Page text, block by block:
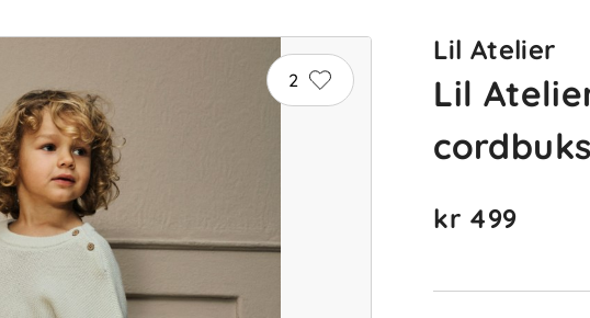
2
Lil Atelier
Lil
kr 499